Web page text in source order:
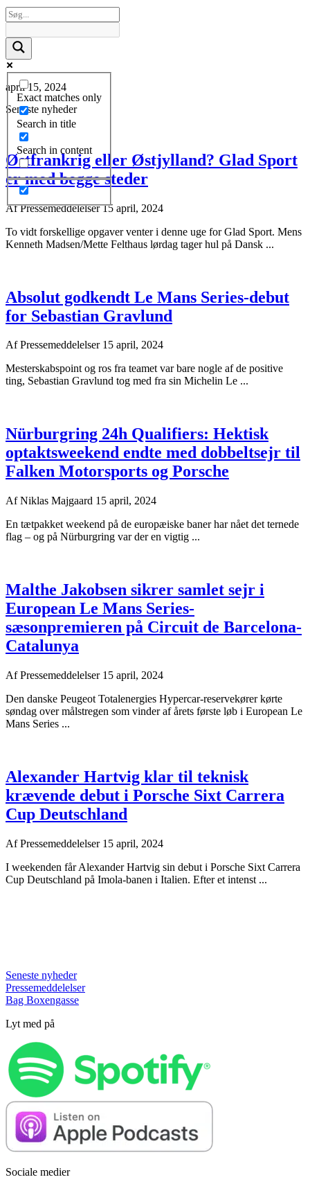
Exact matches only
Search in title
Search in content
april 15, 2024
Seneste nyheder
Østfrankrig eller Østjylland? Glad Sport
er med begge steder
AfPressemeddelelser15 april, 2024
To vidt forskellige opgaver venter i denne uge for Glad Sport. Mens
Kenneth Madsen/Mette Felthaus lørdag tager hul på Dansk ...
Absolut godkendt Le Mans Series-debut
for Sebastian Gravlund
AfPressemeddelelser 15 april, 2024
Mesterskabspoint og ros fra teamet var bare nogle af de positive
ting, Sebastian Gravlund tog med fra sin Michelin Le ...
Nürburgring 24h Qualifiers: Hektisk
optaktsweekend endte med dobbeltsejr til
Falken Motorsports og Porsche
AfNiklas Majgaard 15 april, 2024
En tætpakket weekend på de europæiske baner har nået det ternede
flag – og på Nürburgring var der en vigtig ...
Malthe Jakobsen sikrer samlet sejr i
European Le Mans Series-
sæsonpremieren på Circuit de Barcelona-
Catalunya
AfPressemeddelelser 15 april, 2024
Den danske Peugeot Totalenergies Hypercar-reservekører kørte
søndag over målstregen som vinder af årets første løb i European Le
Mans Series ...
Alexander Hartvig klar til teknisk
krævende debut i Porsche Sixt Carrera
Cup Deutschland
AfPressemeddelelser 15 april, 2024
I weekenden får Alexander Hartvig sin debut i Porsche Sixt Carrera
Cup Deutschland på Imola-banen i Italien. Efter et intenst ...
Seneste nyheder
Pressemeddelelser
Bag Boxengasse
Lyt med på
Sociale medier